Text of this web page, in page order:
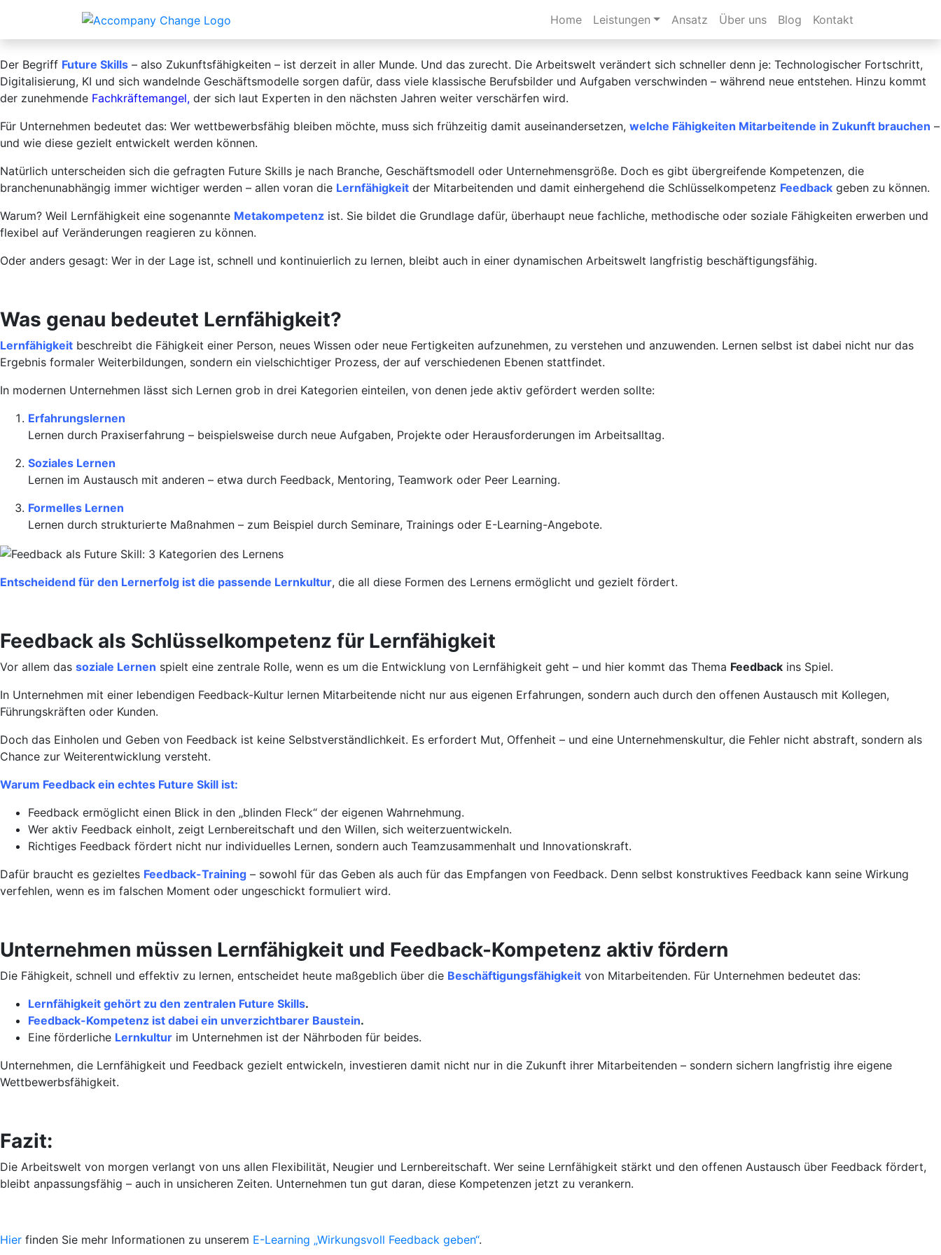
Home Leistungen Ansatz Über uns Blog Kontakt
Feedback als Future Skill
Der Begriff Future Skills – also Zukunftsfähigkeiten – ist derzeit in aller Munde. Und das zurecht. Die Arbeitswelt verändert sich schneller denn je: Technologischer Fortschritt,
Digitalisierung, KI und sich wandelnde Geschäftsmodelle sorgen dafür, dass viele klassische Berufsbilder und Aufgaben verschwinden – während neue entstehen. Hinzu kommt
der zunehmende Fachkräftemangel, der sich laut Experten in den nächsten Jahren weiter verschärfen wird.
Für Unternehmen bedeutet das: Wer wettbewerbsfähig bleiben möchte, muss sich frühzeitig damit auseinandersetzen, welche Fähigkeiten Mitarbeitende in Zukunft brauchen –
und wie diese gezielt entwickelt werden können.
Natürlich unterscheiden sich die gefragten Future Skills je nach Branche, Geschäftsmodell oder Unternehmensgröße. Doch es gibt übergreifende Kompetenzen, die
branchenunabhängig immer wichtiger werden – allen voran die Lernfähigkeit der Mitarbeitenden und damit einhergehend die Schlüsselkompetenz Feedback geben zu können.
Warum? Weil Lernfähigkeit eine sogenannte Metakompetenz ist. Sie bildet die Grundlage dafür, überhaupt neue fachliche, methodische oder soziale Fähigkeiten erwerben und
flexibel auf Veränderungen reagieren zu können.
Oder anders gesagt: Wer in der Lage ist, schnell und kontinuierlich zu lernen, bleibt auch in einer dynamischen Arbeitswelt langfristig beschäftigungsfähig.
Was genau bedeutet Lernfähigkeit?
Lernfähigkeit beschreibt die Fähigkeit einer Person, neues Wissen oder neue Fertigkeiten aufzunehmen, zu verstehen und anzuwenden. Lernen selbst ist dabei nicht nur das
Ergebnis formaler Weiterbildungen, sondern ein vielschichtiger Prozess, der auf verschiedenen Ebenen stattfindet.
In modernen Unternehmen lässt sich Lernen grob in drei Kategorien einteilen, von denen jede aktiv gefördert werden sollte:
Erfahrungslernen
Lernen durch Praxiserfahrung – beispielsweise durch neue Aufgaben, Projekte oder Herausforderungen im Arbeitsalltag.
Soziales Lernen
Lernen im Austausch mit anderen – etwa durch Feedback, Mentoring, Teamwork oder Peer Learning.
Formelles Lernen
Lernen durch strukturierte Maßnahmen – zum Beispiel durch Seminare, Trainings oder E-Learning-Angebote.
Entscheidend für den Lernerfolg ist die passende Lernkultur, die all diese Formen des Lernens ermöglicht und gezielt fördert.
Feedback als Schlüsselkompetenz für Lernfähigkeit
Vor allem das soziale Lernen spielt eine zentrale Rolle, wenn es um die Entwicklung von Lernfähigkeit geht – und hier kommt das Thema Feedback ins Spiel.
In Unternehmen mit einer lebendigen Feedback-Kultur lernen Mitarbeitende nicht nur aus eigenen Erfahrungen, sondern auch durch den offenen Austausch mit Kollegen,
Führungskräften oder Kunden.
Doch das Einholen und Geben von Feedback ist keine Selbstverständlichkeit. Es erfordert Mut, Offenheit – und eine Unternehmenskultur, die Fehler nicht abstraft, sondern als
Chance zur Weiterentwicklung versteht.
Warum Feedback ein echtes Future Skill ist:
Feedback ermöglicht einen Blick in den „blinden Fleck“ der eigenen Wahrnehmung.
Wer aktiv Feedback einholt, zeigt Lernbereitschaft und den Willen, sich weiterzuentwickeln.
Richtiges Feedback fördert nicht nur individuelles Lernen, sondern auch Teamzusammenhalt und Innovationskraft.
Dafür braucht es gezieltes Feedback-Training – sowohl für das Geben als auch für das Empfangen von Feedback. Denn selbst konstruktives Feedback kann seine Wirkung
verfehlen, wenn es im falschen Moment oder ungeschickt formuliert wird.
Unternehmen müssen Lernfähigkeit und Feedback-Kompetenz aktiv fördern
Die Fähigkeit, schnell und effektiv zu lernen, entscheidet heute maßgeblich über die Beschäftigungsfähigkeit von Mitarbeitenden. Für Unternehmen bedeutet das:
Lernfähigkeit gehört zu den zentralen Future Skills.
Feedback-Kompetenz ist dabei ein unverzichtbarer Baustein.
Eine förderliche Lernkultur im Unternehmen ist der Nährboden für beides.
Unternehmen, die Lernfähigkeit und Feedback gezielt entwickeln, investieren damit nicht nur in die Zukunft ihrer Mitarbeitenden – sondern sichern langfristig ihre eigene
Wettbewerbsfähigkeit.
Fazit:
Die Arbeitswelt von morgen verlangt von uns allen Flexibilität, Neugier und Lernbereitschaft. Wer seine Lernfähigkeit stärkt und den offenen Austausch über Feedback fördert,
bleibt anpassungsfähig – auch in unsicheren Zeiten. Unternehmen tun gut daran, diese Kompetenzen jetzt zu verankern.
Hier finden Sie mehr Informationen zu unserem E-Learning „Wirkungsvoll Feedback geben“.